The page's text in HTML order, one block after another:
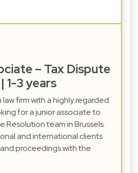
– Tax Dispute
1-3 years
firm with a highly regarded
for a junior associate to
Resolution team in Brussels.
and international clients
proceedings with the